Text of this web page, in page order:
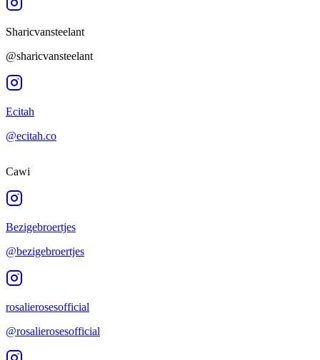
Sharicvansteelant
@sharicvansteelant
Ecitah
@ecitah.co
Cawi
Bezigebroertjes
@bezigebroertjes
rosalierosesofficial
@rosalierosesofficial